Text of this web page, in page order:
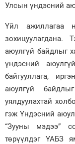
Улсын үндэсний
Үйл ажиллагаа
аюулгүй байдлыг
үндэсний
байгууллага,
аюулгүй
уялдуулахтай
гэж Үндэсний
“Зууны мэдээ”
төрүүлдэг ҮАБЗ